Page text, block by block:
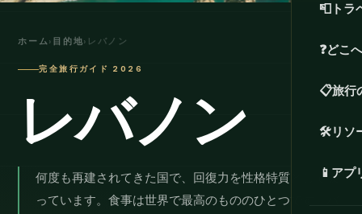
📮 トラ
❓どこ
📋旅行
🛠️リソ
📱 アプ
ホーム› 目的地› レバノン
完全旅行ガイド 2026
レバノン
何度も再建されてきた国で、回復力を性格特質として扱
っています。食事は世界で最高のもののひとつです。バ